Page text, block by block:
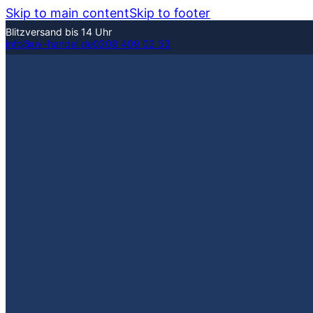
Skip to main contentSkip to footer
Blitzversand bis 14 Uhr
info@uv-handel.de0208 409 02 53